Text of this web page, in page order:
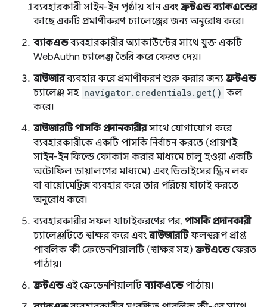
ব্যবহারকারী সাইন-ইন পৃষ্ঠায় যান এবং ফ্রন্টএন্ড ব্যাকএন্ডের
কাছে একটি প্রমাণীকরণ চ্যালেঞ্জের জন্য অনুরোধ করে।
ব্যাকএন্ডব্যবহারকারীর অ্যাকাউন্টের সাথে যুক্ত একটি
WebAuthn চ্যালেঞ্জ তৈরি করে ফেরত দেয়।
ব্রাউজারব্যবহার করে প্রমাণীকরণ শুরু করার জন্য ফ্রন্টএন্ড
চ্যালেঞ্জ সহ navigator.credentials.get() কল
করে।
ব্রাউজারটি পাসকি প্রদানকারীরসাথে যোগাযোগ করে
ব্যবহারকারীকে একটি পাসকি নির্বাচন করতে (প্রায়শই
সাইন-ইন ফিল্ডে ফোকাস করার মাধ্যমে চালু হওয়া একটি
অটোফিল ডায়ালগের মাধ্যমে) এবং ডিভাইসের স্ক্রিন লক
বা বায়োমেট্রিক্স ব্যবহার করে তার পরিচয় যাচাই করতে
অনুরোধ করে।
ব্যবহারকারীর সফল যাচাইকরণের পর, পাসকি প্রদানকারী
চ্যালেঞ্জটিতে স্বাক্ষর করে এবং ব্রাউজারটিফলস্বরূপ প্রাপ্ত
পাবলিক কী ক্রেডেনশিয়ালটি (স্বাক্ষর সহ) ফ্রন্টএন্ডেফেরত
পাঠায়।
ফ্রন্টএন্ডএই ক্রেডেনশিয়ালটিব্যাকএন্ডেপাঠায়।